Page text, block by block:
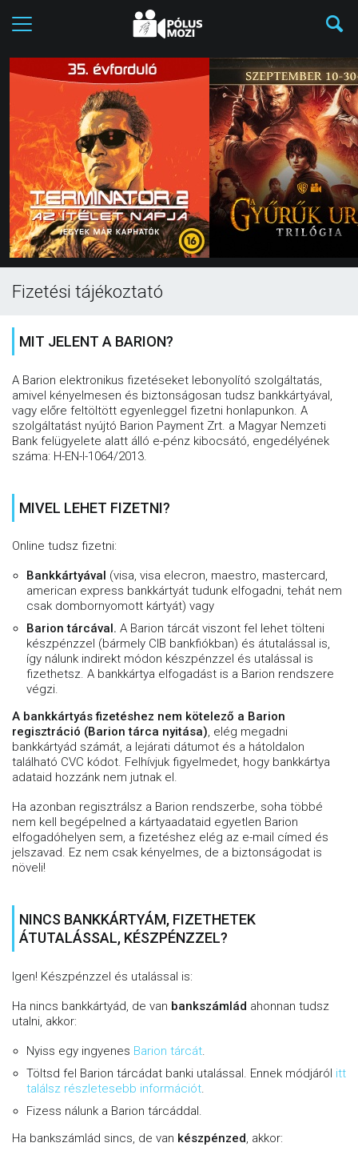
Fizetési tájékoztató
MIT JELENT A BARION?
A Barion elektronikus fizetéseket lebonyolító szolgáltatás,
amivel kényelmesen és biztonságosan tudsz bankkártyával,
vagy előre feltöltött egyenleggel fizetni honlapunkon. A
szolgáltatást nyújtó Barion Payment Zrt. a Magyar Nemzeti
Bank felügyelete alatt álló e-pénz kibocsátó, engedélyének
száma: H-EN-I-1064/2013.
MIVEL LEHET FIZETNI?
Online tudsz fizetni:
Bankkártyával (visa, visa elecron, maestro, mastercard,
american express bankkártyát tudunk elfogadni, tehát nem
csak dombornyomott kártyát) vagy
Barion tárcával. A Barion tárcát viszont fel lehet tölteni
készpénzzel (bármely CIB bankfiókban) és átutalással is,
így nálunk indirekt módon készpénzzel és utalással is
fizethetsz. A bankkártya elfogadást is a Barion rendszere
végzi.
A bankkártyás fizetéshez nem kötelező a Barion
regisztráció (Barion tárca nyitása), elég megadni
bankkártyád számát, a lejárati dátumot és a hátoldalon
található CVC kódot. Felhívjuk figyelmedet, hogy bankkártya
adataid hozzánk nem jutnak el.
Ha azonban regisztrálsz a Barion rendszerbe, soha többé
nem kell begépelned a kártyaadataid egyetlen Barion
elfogadóhelyen sem, a fizetéshez elég az e-mail címed és
jelszavad. Ez nem csak kényelmes, de a biztonságodat is
növeli!
NINCS BANKKÁRTYÁM, FIZETHETEK
ÁTUTALÁSSAL, KÉSZPÉNZZEL?
Igen! Készpénzzel és utalással is:
Ha nincs bankkártyád, de van bankszámlád ahonnan tudsz
utalni, akkor:
Nyiss egy ingyenes Barion tárcát.
Töltsd fel Barion tárcádat banki utalással. Ennek módjáról itt
találsz részletesebb információt.
Fizess nálunk a Barion tárcáddal.
Ha bankszámlád sincs, de van készpénzed, akkor: